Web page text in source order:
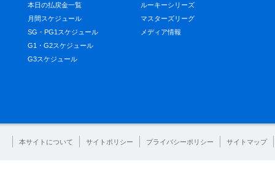
本日の払戻金一覧
月間スケジュール
SG・PG1スケジュール
G1・G2スケジュール
G3スケジュール
ルーキーシリーズ
マスターズリーグ
メディア情報
本サイトについて サイトポリシー プライバシーポリシー サイトマップ